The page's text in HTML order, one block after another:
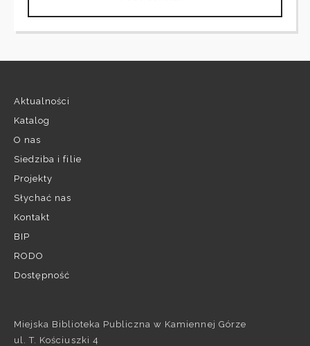
Aktualności
Katalog
O nas
Siedziba i filie
Projekty
Słychać nas
Kontakt
BIP
RODO
Dostępność
Miejska Biblioteka Publiczna w Kamiennej Górze
ul. T. Kościuszki 4